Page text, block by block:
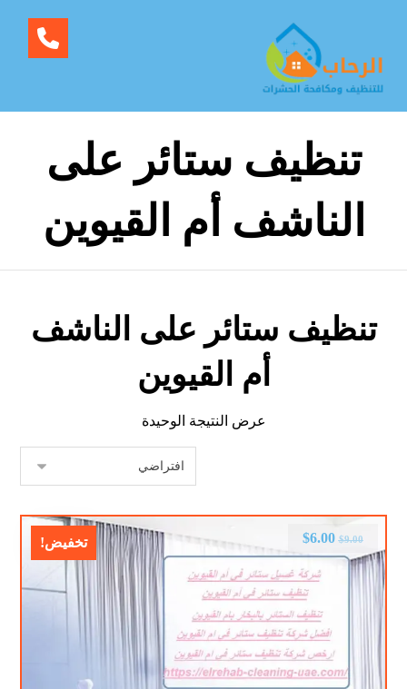
تنظيف ستائر على
الناشف أم القيوين
تنظيف ستائر على الناشف
أم القيوين
عرض النتيجة الوحيدة
تخفيض! $9.00
$6.00